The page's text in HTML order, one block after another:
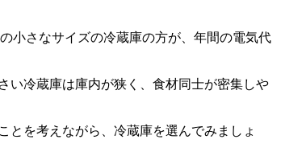
小さなサイズの冷蔵庫の方が、年間の電気代
い冷蔵庫は庫内が狭く、食材同士が密集しや
とを考えながら、冷蔵庫を選んでみましょ